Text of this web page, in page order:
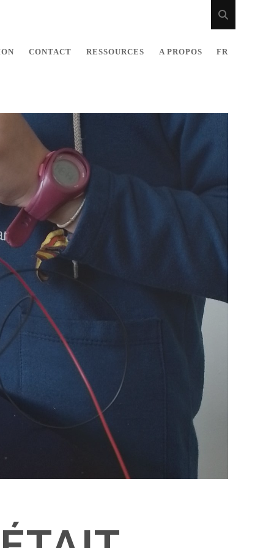
CONTACT RESSOURCES A PROPOS FR